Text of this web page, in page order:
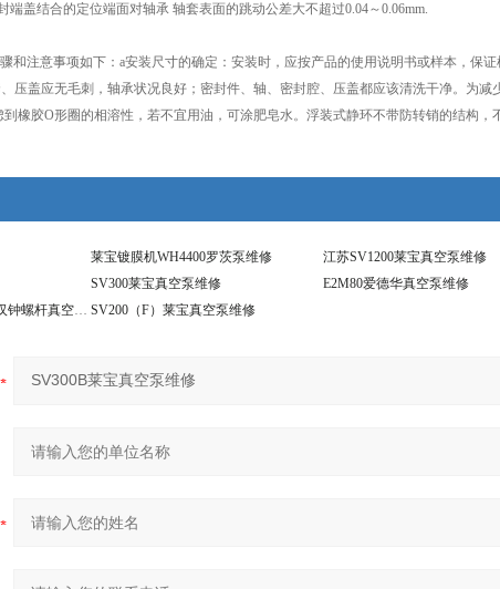
端盖结合的定位端面对轴承 轴套表面的跳动公差大不超过0.04～0.06mm.
和注意事项如下： a安装尺寸的确定：安装时，应按产品的使用说明书或样本，保证
压盖应无毛刺，轴承状况良好；密封件、轴、密封腔、压盖都应该清洗干净。为
到橡胶O形圈的相溶性，若不宜用油，可涂肥皂水。浮装式静环不带防转销的结构
莱宝镀膜机WH4400罗茨泵维修 江苏SV1200莱宝真空泵维修
SV300莱宝真空泵维修 E2M80爱德华真空泵维修
中国台湾Hanbell PS160 汉钟螺杆真空泵维修 SV200（F）莱宝真空泵维修